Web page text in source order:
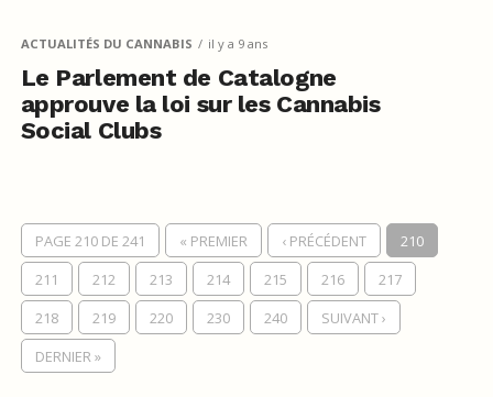
ACTUALITÉS DU CANNABIS il y a 9 ans
Le Parlement de Catalogne
approuve la loi sur les Cannabis
Social Clubs
PAGE 210 DE 241 « PREMIER ‹ PRÉCÉDENT
210
211
212 213 214 215 216
217
218
219 220 230 240
SUIVANT ›
DERNIER »